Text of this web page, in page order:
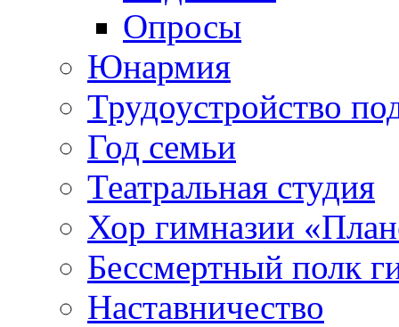
Опросы
Юнармия
Трудоустройство
Год семьи
Театральная студия
Хор гимназии
Бессмертный полк
Наставничество